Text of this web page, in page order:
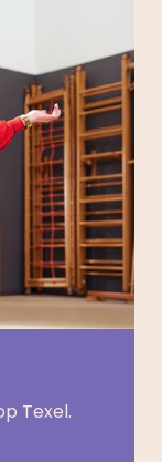
Texel.